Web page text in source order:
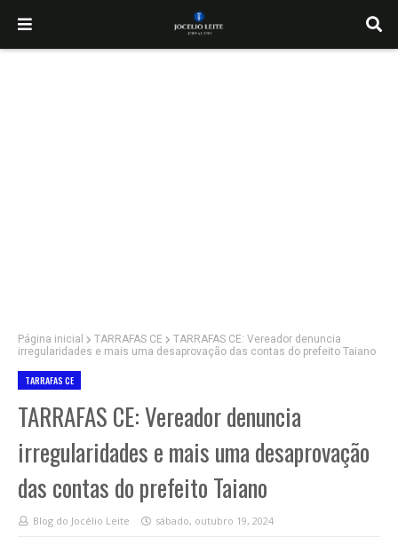
Página inicial TARRAFAS CE
TARRAFAS CE: Vereador denuncia
irregularidades e mais uma desaprovação das contas do prefeito Taiano
TARRAFAS CE
TARRAFAS CE: Vereador denuncia
irregularidades e mais uma desaprovação
das contas do prefeito Taiano
Blog do Jocélio Leite sábado, outubro 19, 2024